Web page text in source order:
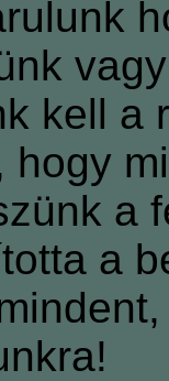
kell a
hogy
a
a